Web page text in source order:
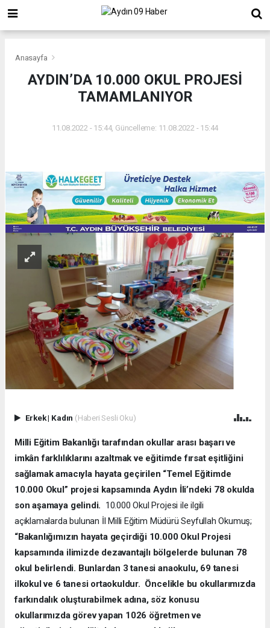
Anasayfa
AYDIN’DA 10.000 OKUL PROJESİ
TAMAMLANIYOR
11.08.2022 - 15:44, Güncelleme: 11.08.2022 - 15:44
Erkek| Kadın (Haberi Sesli Oku)
Milli Eğitim Bakanlığı tarafından okullar arası başarı ve
imkân farklılıklarını azaltmak ve eğitimde fırsat eşitliğini
sağlamak amacıyla hayata geçirilen “Temel Eğitimde
10.000 Okul” projesi kapsamında Aydın İli’ndeki 78 okulda
son aşamaya gelindi. 10.000 Okul Projesi ile ilgili
açıklamalarda bulunan İl Milli Eğitim Müdürü Seyfullah Okumuş;
“Bakanlığımızın hayata geçirdiği 10.000 Okul Projesi
kapsamında ilimizde dezavantajlı bölgelerde bulunan 78
okul belirlendi. Bunlardan 3 tanesi anaokulu, 69 tanesi
ilkokul ve 6 tanesi ortaokuldur. Öncelikle bu okullarımızda
farkındalık oluşturabilmek adına, söz konusu
okullarımızda görev yapan 1026 öğretmen ve